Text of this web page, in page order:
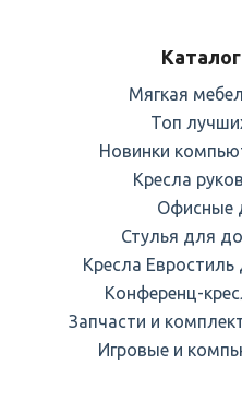
Мягкая
Топ
Новинки
Кресла
Офисные
Стулья для
Кресла
Конференц-
Запчасти и
Игровые и